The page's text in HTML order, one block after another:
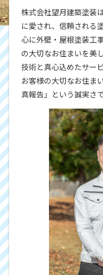
株式会社望月建築塗装
に愛され、信頼される
心に外壁・屋根塗装工
の大切なお住まいを美
技術と真心込めたサー
お客様の大切なお住ま
真報告」という誠実さ